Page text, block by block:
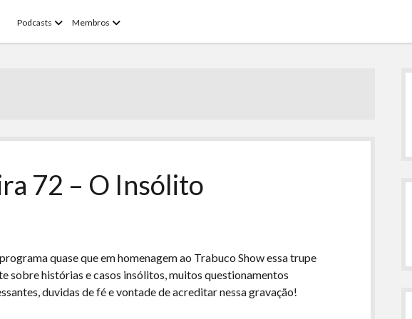
Podcasts openMembros open
72 – O Insólito
quase que em homenagem ao Trabuco Show essa trupe
sobre histórias e casos insólitos, muitos questionamentos
duvidas de fé e vontade de acreditar nessa gravação!